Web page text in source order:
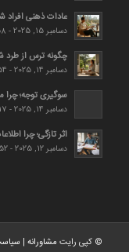
عادات ذهنی افراد
دسامبر 15, 2025 - 10:58 ب.ظ
چگونه ترس از طرد
دسامبر 14, 2025 - 10:54 ب.ظ
سوگیری توجه؛ چرا
دسامبر 14, 2025 - 2:17 ق.ظ
اثر تازگی؛ چرا
دسامبر 12, 2025 - 7:52 ب.ظ
© کپی رایت مشاورانه|